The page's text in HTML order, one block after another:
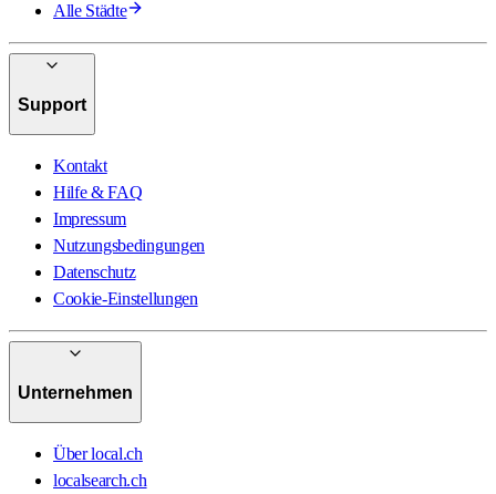
Alle Städte
Support
Kontakt
Hilfe & FAQ
Impressum
Nutzungsbedingungen
Datenschutz
Cookie-Einstellungen
Unternehmen
Über local.ch
localsearch.ch